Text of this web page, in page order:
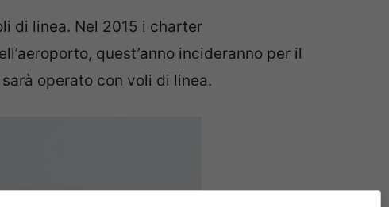
di linea. Nel 2015 i charter
quest’anno incideranno per il
operato con voli di linea.